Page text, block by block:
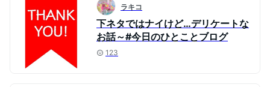
ラキコ
下ネタではナイけど…デリケートな
お話～#今日のひとことブログ
123